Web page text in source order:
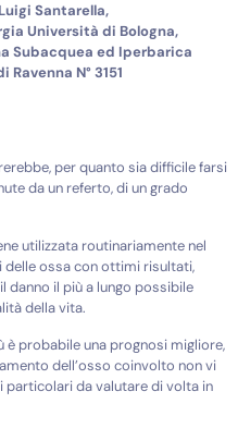
Santarella,
Università di Bologna,
Subacquea ed Iperbarica
N° 3151
per quanto sia difficile farsi
da un referto, di un grado
utilizzata routinariamente nel
ossa con ottimi risultati,
danno il più a lungo possibile
della vita.
è probabile una prognosi migliore,
dell’osso coinvolto non vi
particolari da valutare di volta in